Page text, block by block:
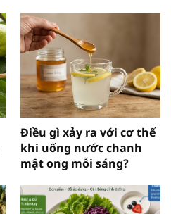
Điều gì xảy ra với cơ thể
khi uống nước chanh
mật ong mỗi sáng?